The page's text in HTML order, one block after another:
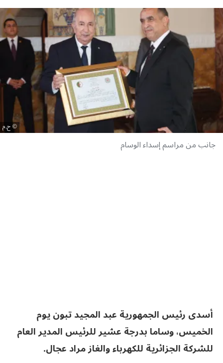
ح.م
جانب من مراسم إسداء الوسام
أسدى رئيس الجمهورية عبد المجيد تبون يوم
الخميس، وساما بدرجة عشير للرئيس المدير العام
للشركة الجزائرية للكهرباء والغاز مراد عجال.